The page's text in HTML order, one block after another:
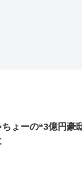
しての時間をひ
ょーの“3億円豪